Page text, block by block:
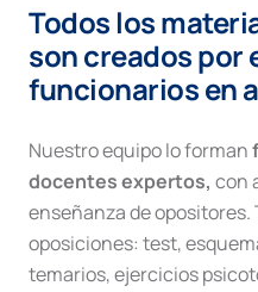
cantidad
Todos los
son creados por
funcionarios en
Nuestro equipo lo forman
docentes expertos, con
enseñanza de opositores.
oposiciones: test,
temarios, ejercicios